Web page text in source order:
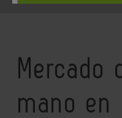
Mercado
mano en